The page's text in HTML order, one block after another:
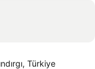
Türkiye